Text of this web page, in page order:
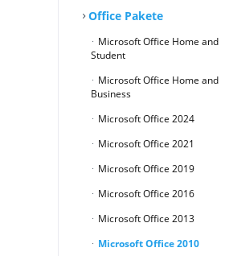
Office Pakete
Microsoft Office Home and
Student
Microsoft Office Home and
Business
Microsoft Office 2024
Microsoft Office 2021
Microsoft Office 2019
Microsoft Office 2016
Microsoft Office 2013
Microsoft Office 2010